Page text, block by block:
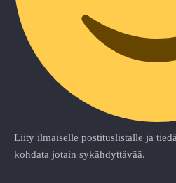
Liity ilmaiselle postituslistalle ja
kohdata jotain sykähdyttävää.